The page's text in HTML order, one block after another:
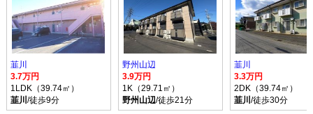
韮川
3.7万円
1LDK（39.74㎡）
韮川 /徒歩9分
野州山辺
3.9万円
1K（29.71㎡）
野州山辺/徒歩21分
韮川
3.3万円
2DK（39.74㎡）
韮川 /徒歩30分